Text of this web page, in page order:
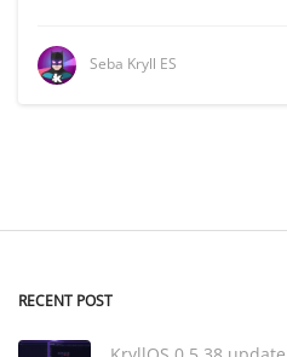
Seba Kryll ES
RECENT POST